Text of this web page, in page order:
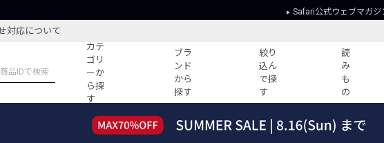
Safari公式ウェブマガジ
対応について
カテ
ゴリ
ーか
ら探
す
ブラ
ンド
から
探す
絞り
込ん
で探
す
読
み
も
の
すべての記事